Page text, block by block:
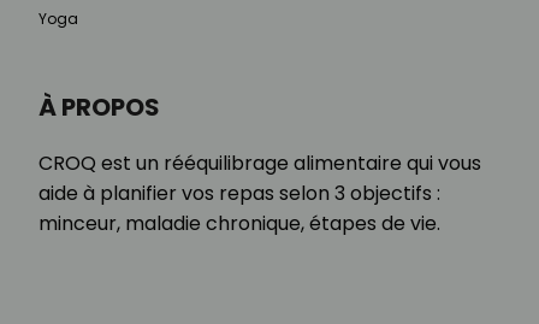
À PROPOS
CROQ est un rééquilibrage alimentaire qui vous
aide à planifier vos repas selon 3 objectifs :
minceur, maladie chronique, étapes de vie.
Yoga